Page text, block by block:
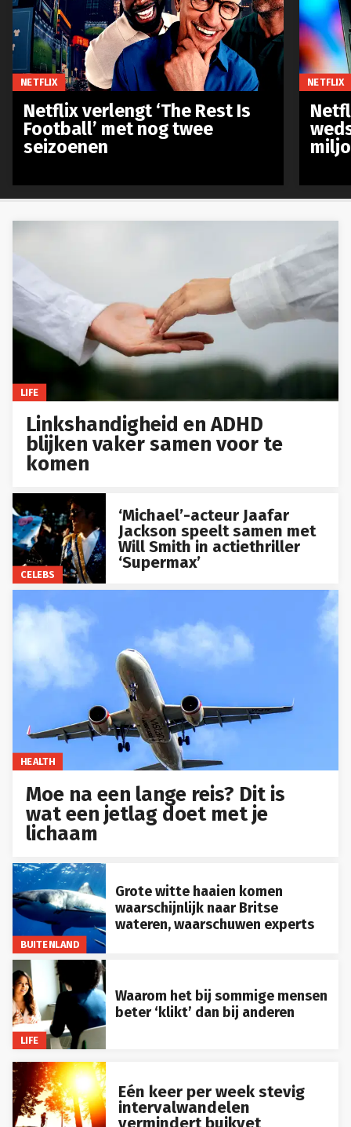
LIFE
Linkshandigheid en ADHD
blijken vaker samen voor te
komen
CELEBS
‘Michael’-acteur Jaafar
Jackson speelt samen met
Will Smith in actiethriller
‘Supermax’
HEALTH
Moe na een lange reis? Dit is
wat een jetlag doet met je
lichaam
BUITENLAND
Grote witte haaien komen
waarschijnlijk naar Britse
wateren, waarschuwen experts
LIFE
Waarom het bij sommige mensen
beter ‘klikt’ dan bij anderen
Eén keer per week stevig
intervalwandelen
vermindert buikvet
NETFLIX
Netflix verlengt ‘The Rest Is
Football’ met nog twee
seizoenen
NETFLIX